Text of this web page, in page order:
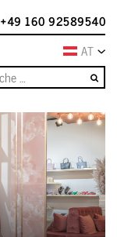
+49 160 92589540
AT